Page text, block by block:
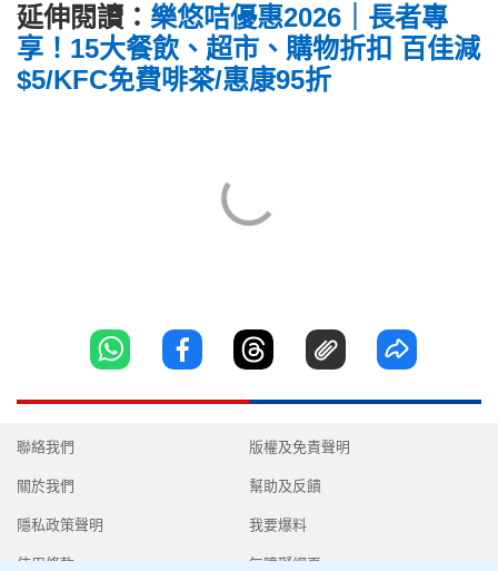
延伸閱讀： 樂悠咭優惠2026｜長者專
享！15大餐飲、超市、購物折扣 百佳減
$5/KFC免費啡茶/惠康95折
聯絡我們
關於我們
隱私政策聲明
使用條款
版權及免責聲明
幫助及反饋
我要爆料
無障礙網頁